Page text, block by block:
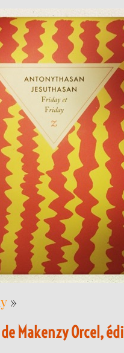
»
Makenzy Orcel,